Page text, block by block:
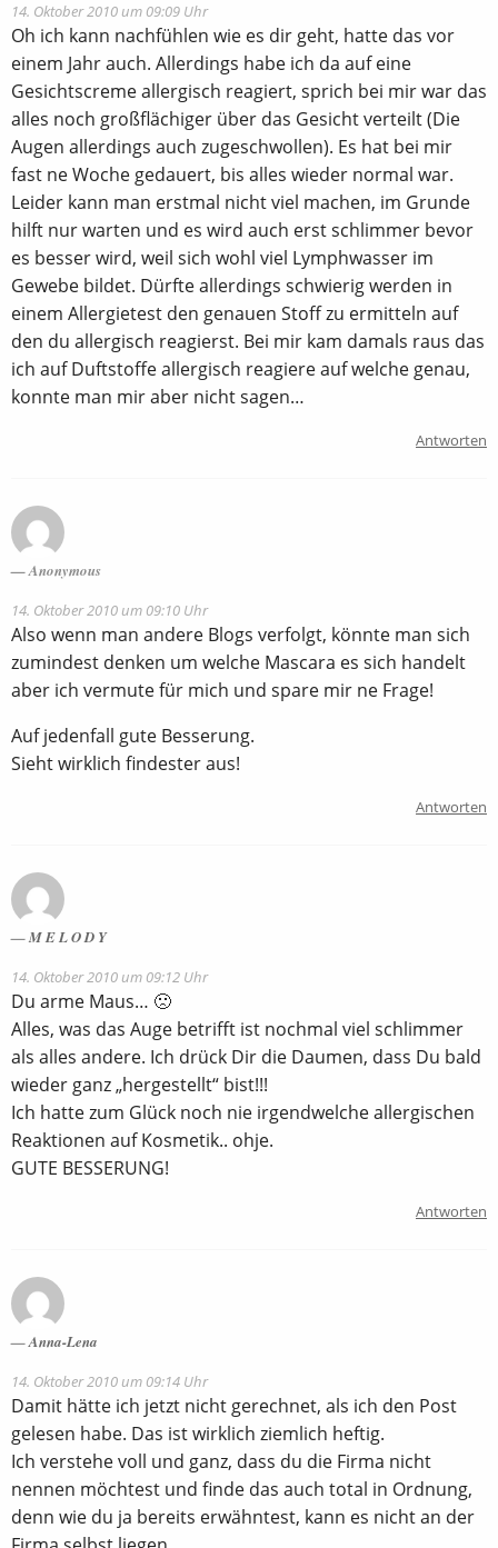
14. Oktober 2010 um 09:09 Uhr
Oh ich kann nachfühlen wie es dir geht, hatte das vor
einem Jahr auch. Allerdings habe ich da auf eine
Gesichtscreme allergisch reagiert, sprich bei mir war das
alles noch großflächiger über das Gesicht verteilt (Die
Augen allerdings auch zugeschwollen). Es hat bei mir
fast ne Woche gedauert, bis alles wieder normal war.
Leider kann man erstmal nicht viel machen, im Grunde
hilft nur warten und es wird auch erst schlimmer bevor
es besser wird, weil sich wohl viel Lymphwasser im
Gewebe bildet. Dürfte allerdings schwierig werden in
einem Allergietest den genauen Stoff zu ermitteln auf
den du allergisch reagierst. Bei mir kam damals raus das
ich auf Duftstoffe allergisch reagiere auf welche genau,
konnte man mir aber nicht sagen…
Antworten
Anonymous
14. Oktober 2010 um 09:10 Uhr
Also wenn man andere Blogs verfolgt, könnte man sich
zumindest denken um welche Mascara es sich handelt
aber ich vermute für mich und spare mir ne Frage!
Auf jedenfall gute Besserung.
Sieht wirklich findester aus!
Antworten
M E L O D Y
14. Oktober 2010 um 09:12 Uhr
Du arme Maus… 🙁
Alles, was das Auge betrifft ist nochmal viel schlimmer
als alles andere. Ich drück Dir die Daumen, dass Du bald
wieder ganz „hergestellt“ bist!!!
Ich hatte zum Glück noch nie irgendwelche allergischen
Reaktionen auf Kosmetik.. ohje.
GUTE BESSERUNG!
Antworten
Anna-Lena
14. Oktober 2010 um 09:14 Uhr
Damit hätte ich jetzt nicht gerechnet, als ich den Post
gelesen habe. Das ist wirklich ziemlich heftig.
Ich verstehe voll und ganz, dass du die Firma nicht
nennen möchtest und finde das auch total in Ordnung,
denn wie du ja bereits erwähntest, kann es nicht an der